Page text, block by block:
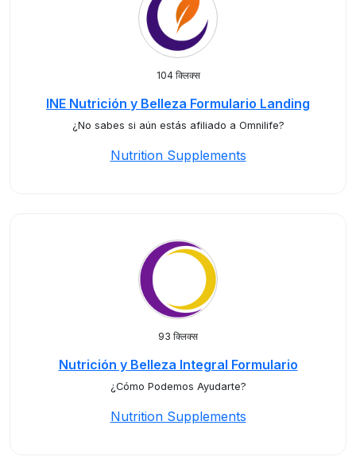
104 क्लिक्स
INE Nutrición y Belleza Formulario Landing
¿No sabes si aún estás afiliado a Omnilife?
Nutrition Supplements
93 क्लिक्स
Nutrición y Belleza Integral Formulario
¿Cómo Podemos Ayudarte?
Nutrition Supplements